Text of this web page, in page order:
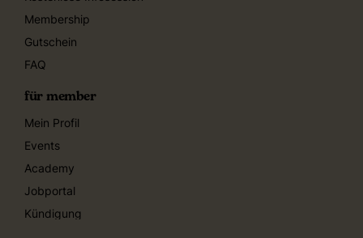
Membership
Gutschein
FAQ
für member
Mein Profil
Events
Academy
Jobportal
Kündigung